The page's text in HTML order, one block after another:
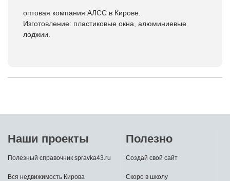
оптовая компания АЛСС в Кирове.
Изготовление: пластиковые окна, алюминиевые
лоджии.
Наши проекты
Полезный справочник spravka43.ru
Вся недвижимость Кирова
Полезно
Создай свой сайт
Скоро в школу